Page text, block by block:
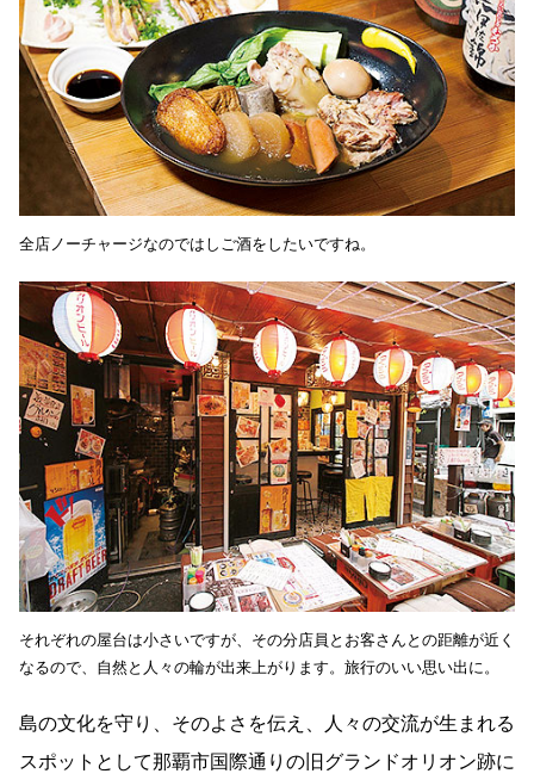
全店ノーチャージなのではしご酒をしたいですね。
それぞれの屋台は小さいですが、その分店員とお客さんとの距離が近く
なるので、自然と人々の輪が出来上がります。旅行のいい思い出に。
島の文化を守り、そのよさを伝え、人々の交流が生まれる
スポットとして那覇市国際通りの旧グランドオリオン跡に